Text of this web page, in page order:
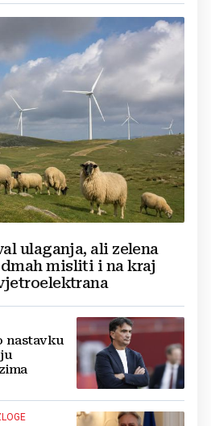
ulaganja, ali zelena
misliti i na kraj
nastavku